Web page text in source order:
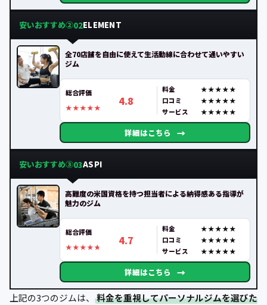
安いおすすめ②02ELEMENT
全70店舗を自由に使えて生活動線に合わせて通いやすい
ジム
総合評価
4.8
料金
口コミ
サービス
詳細はこちら →
安いおすすめ③03ASPI
高難度の米国資格を持つ担当者による納得感ある指導が
魅力のジム
総合評価
4.7
料金
口コミ
サービス
詳細はこちら →
上記の3つのジムは、
料金を重視してパーソナルジムを選びた